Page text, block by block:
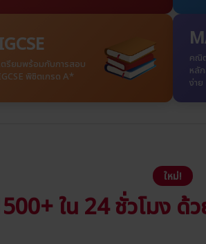
ตรียมพร้อมกับการสอบ
พิชิตเกรด A*
คณิ
หลั
ง่าย
ใหม่!
ใน 24 ชั่วโมง ด้